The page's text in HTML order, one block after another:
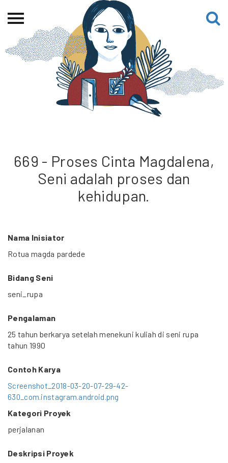
Beranda
Tentang
Permohonan Hibah
Sekolah Pemikiran
Proyek Terdahulu
669 - Proses Cinta Magdalena,
Seni adalah proses dan
kehidupan.
Nama Inisiator
Rotua magda pardede
Bidang Seni
seni_rupa
Pengalaman
25 tahun berkarya setelah menekuni kuliah di seni rupa
tahun 1990
Contoh Karya
Screenshot_2018-03-20-07-29-42-
630_com.instagram.android.png
Kategori Proyek
perjalanan
Deskripsi Proyek